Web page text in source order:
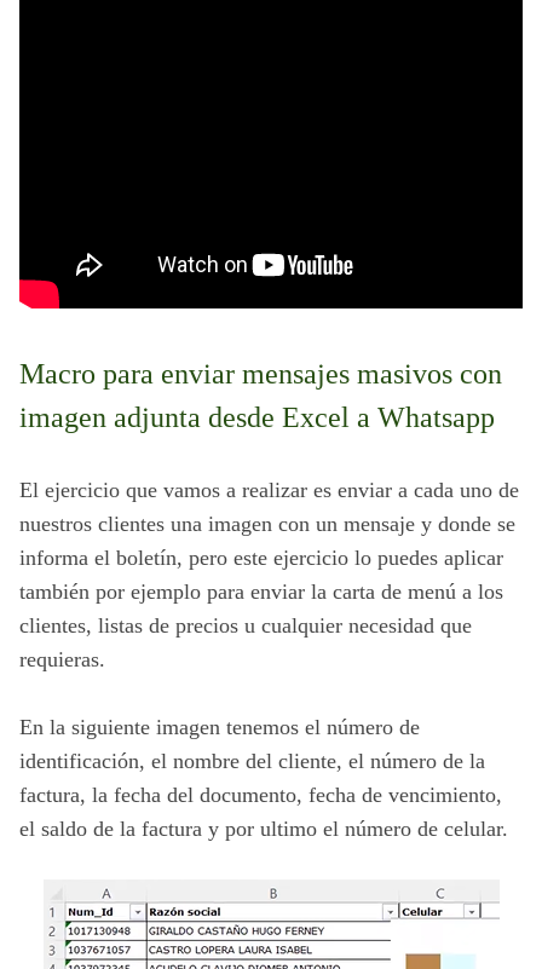
Macro para enviar mensajes masivos con
imagen adjunta desde Excel a Whatsapp
El ejercicio que vamos a realizar es enviar a cada uno de
nuestros clientes una imagen con un mensaje y donde se
informa el boletín, pero este ejercicio lo puedes aplicar
también por ejemplo para enviar la carta de menú a los
clientes, listas de precios u cualquier necesidad que
requieras.
En la siguiente imagen tenemos el número de
identificación, el nombre del cliente, el número de la
factura, la fecha del documento, fecha de vencimiento,
el saldo de la factura y por ultimo el número de celular.